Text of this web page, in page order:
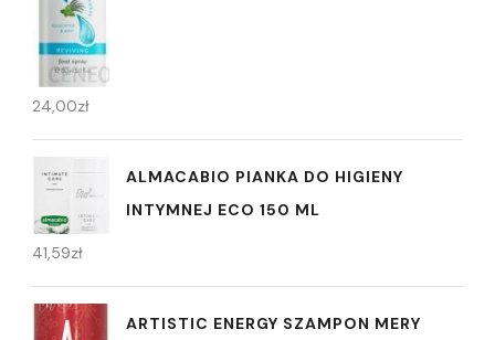
24,00zł
ALMACABIO PIANKA DO HIGIENY
INTYMNEJ ECO 150 ML
41,59zł
ARTISTIC ENERGY SZAMPON MERY